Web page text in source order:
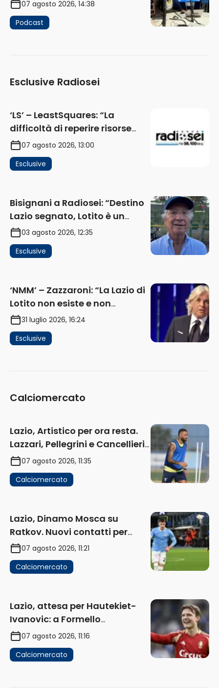
07 agosto 2026, 14:38
Podcast
Esclusive Radiosei
‘LS’ – LeastSquares: “La
difficoltà di reperire risorse
impatta sul mercato. Senza
investimenti non arrivano i
ricavi” (AUDIO)
07 agosto 2026, 13:00
Esclusive
Bisignani a Radiosei: “Destino
Lazio segnato, Lotito è un
problema, la chiave sono
Flaminio e politica. La protesta
e gli interessi dei fondi”
03 agosto 2026, 12:35
Esclusive
‘NMM’ – Zazzaroni: “La Lazio di
Lotito non esiste e non
funziona più. E’ ora di lasciare,
ma lui non ascolta. Pignataro?
Ho verificato…” (AUDIO)
31 luglio 2026, 16:24
Esclusive
Calciomercato
Lazio, Artistico per ora resta.
Lazzari, Pellegrini e Cancellieri
in uscita
07 agosto 2026, 11:35
Calciomercato
Lazio, Dinamo Mosca su
Ratkov. Nuovi contatti per
Pinamonti
07 agosto 2026, 11:21
Calciomercato
Lazio, attesa per Hautekiet-
Ivanovic: a Formello
attendono risposte
07 agosto 2026, 11:16
Calciomercato